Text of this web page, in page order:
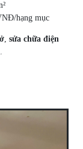
hạng mục
, sửa chữa điện